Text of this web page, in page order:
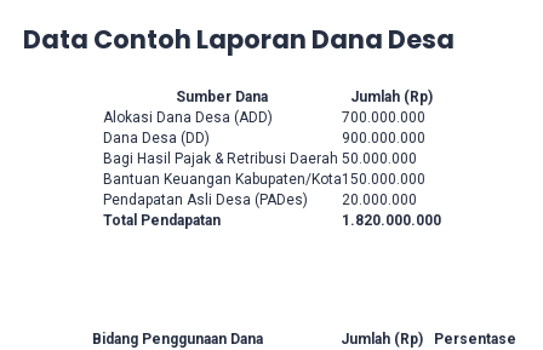
Data Contoh Laporan Dana Desa
Sumber Dana
Jumlah (Rp)
Alokasi Dana Desa (ADD)
700.000.000
Dana Desa (DD)
900.000.000
Bagi Hasil Pajak & Retribusi Daerah 50.000.000
Bantuan Keuangan Kabupaten/Kota150.000.000
Pendapatan Asli Desa (PADes)
20.000.000
Total Pendapatan
1.820.000.000
Bidang Penggunaan Dana Jumlah (Rp)
Persentase